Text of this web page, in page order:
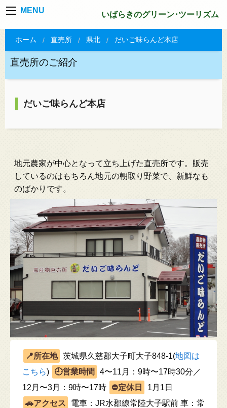
MENU いばらきのグリーン･ツーリズム
ホーム 直売所 県北 だいご味らんど本店
直売所のご紹介
だいご味らんど本店
地元農家が中心となって立ち上げた直売所です。販売
しているのはもちろん地元の朝取り野菜で、新鮮なも
のばかりです。
茨城県久慈郡大子町大子848-1(地図は
こちら)
4〜11月：9時〜17時30分／
12月〜3月：9時〜17時
1月1日
電車：JR水郡線常陸大子駅前 車：常